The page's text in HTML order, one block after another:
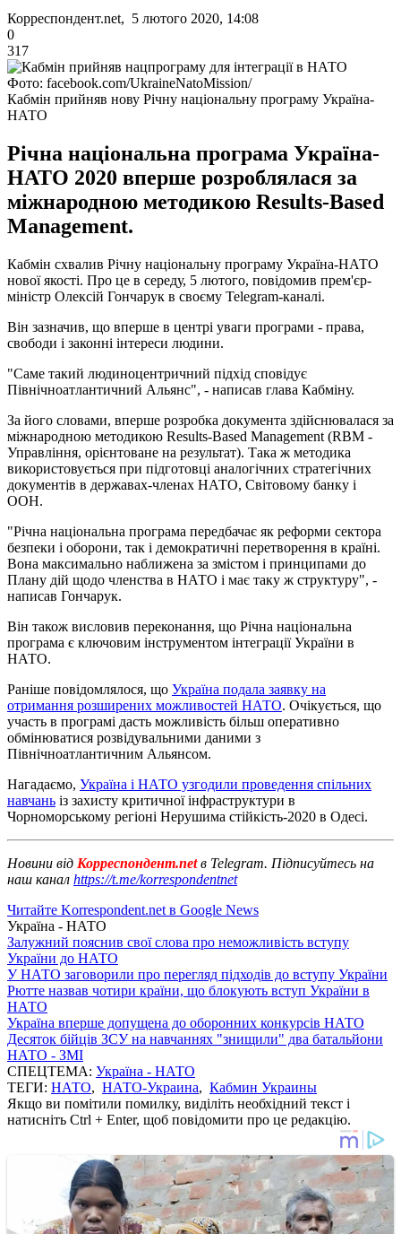
Корреспондент.net, 5 лютого 2020, 14:08
0
317
Фото: facebook.com/UkraineNatoMission/
Кабмін прийняв нову Річну національну програму Україна-
НАТО
Річна національна програма Україна-
НАТО 2020 вперше розроблялася за
міжнародною методикою Results-Based
Management.
Кабмін схвалив Річну національну програму Україна-НАТО
нової якості. Про це в середу, 5 лютого, повідомив прем'єр-
міністр Олексій Гончарук в своєму Telegram-каналі.
Він зазначив, що вперше в центрі уваги програми - права,
свободи і законні інтереси людини.
"Саме такий людиноцентричний підхід сповідує
Північноатлантичний Альянс", - написав глава Кабміну.
За його словами, вперше розробка документа здійснювалася за
міжнародною методикою Results-Based Management (RBM -
Управління, орієнтоване на результат). Така ж методика
використовується при підготовці аналогічних стратегічних
документів в державах-членах НАТО, Світовому банку і
ООН.
"Річна національна програма передбачає як реформи сектора
безпеки і оборони, так і демократичні перетворення в країні.
Вона максимально наближена за змістом і принципами до
Плану дій щодо членства в НАТО і має таку ж структуру", -
написав Гончарук.
Він також висловив переконання, що Річна національна
програма є ключовим інструментом інтеграції України в
НАТО.
Раніше повідомлялося, що Україна подала заявку на
отримання розширених можливостей НАТО. Очікується, що
участь в програмі дасть можливість більш оперативно
обмінюватися розвідувальними даними з
Північноатлантичним Альянсом.
Нагадаємо, Україна і НАТО узгодили проведення спільних
навчань із захисту критичної інфраструктури в
Чорноморському регіоні Нерушима стійкість-2020 в Одесі.
Новини від Корреспондент.netв Telegram. Підписуйтесь на
наш канал https://t.me/korrespondentnet
Читайте Korrespondent.net в Google News
Україна - НАТО
Залужний пояснив свої слова про неможливість вступу
України до НАТО
У НАТО заговорили про перегляд підходів до вступу України
Рютте назвав чотири країни, що блокують вступ України в
НАТО
Україна вперше допущена до оборонних конкурсів НАТО
Десяток бійців ЗСУ на навчаннях "знищили" два батальйони
НАТО - ЗМІ
СПЕЦТЕМА: Україна - НАТО
ТЕГИ: НАТО, НАТО-Украина, Кабмин Украины
Якщо ви помітили помилку, виділіть необхідний текст і
натисніть Ctrl + Enter, щоб повідомити про це редакцію.